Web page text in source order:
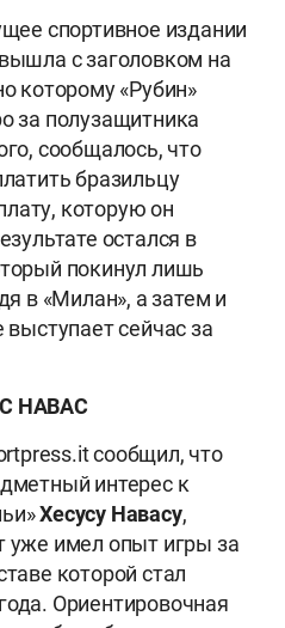
спортивное издании
с заголовком на
которому «Рубин»
за полузащитника
сообщалось, что
бразильцу
которую он
остался в
покинул лишь
в «Милан», а затем и
сейчас за
НАВАС
сообщил, что
интерес к
Хесусу Навасу,
уже имел опыт игры за
которой стал
Ориентировочная